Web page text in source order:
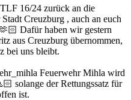
16/24 zurück an die
Creuzburg , auch an euch
Dafür haben wir gestern
aus Creuzburg übernommen,
bei uns bleibt.
Feuerwehr Mihla wird
solange der Rettungssatz für
ist.